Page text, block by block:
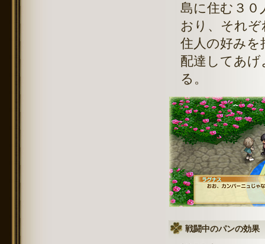
島に住む３０
おり、それ
住人の好み
配達してあ
る。
戦闘中のパンの効果